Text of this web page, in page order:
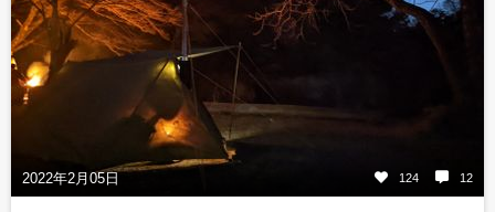
2022年2月05日 124 12